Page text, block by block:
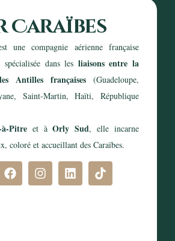
Caraïbes
une compagnie aérienne française
spécialisée dans les liaisons entre la
Antilles françaises (Guadeloupe,
Saint-Martin, Haïti, République
Pitreet àOrly Sud, elle incarne
coloré et accueillant des Caraïbes.